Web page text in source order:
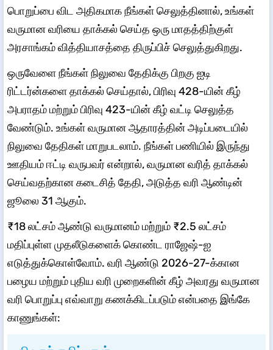
பொறுப்பை விட அதிகமாக நீங்கள் செலுத்தினால், உங்கள்
வருமான வரியை தாக்கல் செய்த ஒரு மாதத்திற்குள்
அரசாங்கம் வித்தியாசத்தை திருப்பிச் செலுத்துகிறது.
ஒருவேளை நீங்கள் நிலுவை தேதிக்கு பிறகு ஐடி
ரிட்டர்ன்களை தாக்கல் செய்தால், பிரிவு 428-யின் கீழ்
அபராதம் மற்றும் பிரிவு 423-யின் கீழ் வட்டி செலுத்த
வேண்டும். உங்கள் வருமான ஆதாரத்தின் அடிப்படையில்
நிலுவை தேதிகள் மாறுபடலாம். நீங்கள் பணியில் இருந்து
ஊதியம் ஈட்டி வருபவர் என்றால், வருமான வரித் தாக்கல்
செய்வதற்கான கடைசித் தேதி, அடுத்த வரி ஆண்டின்
ஜூலை 31 ஆகும்.
₹18 லட்சம் ஆண்டு வருமானம் மற்றும் ₹2.5 லட்சம்
மதிப்புள்ள முதலீடுகளைக் கொண்ட ராஜேஷ்-ஐ
எடுத்துக்கொள்வோம். வரி ஆண்டு 2026-27-க்கான
பழைய மற்றும் புதிய வரி முறைகளின் கீழ் அவரது வருமான
வரி பொறுப்பு எவ்வாறு கணக்கிடப்படும் என்பதை இங்கே
காணுங்கள்: